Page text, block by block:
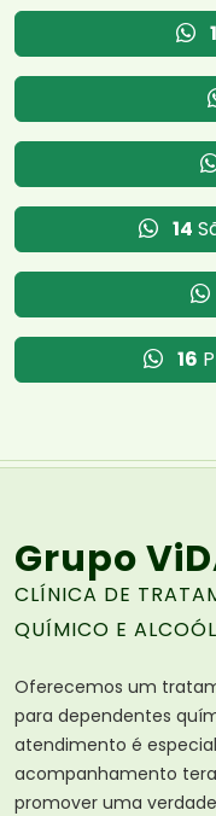
14
16
Grupo
CLÍNICA DE
QUÍMICO E
Oferecemos um
para dependentes
atendimento é
acompanhamento
promover uma